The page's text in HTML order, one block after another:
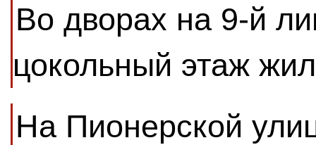
Во дворах на 9-й
цокольный этаж
На Пионерской